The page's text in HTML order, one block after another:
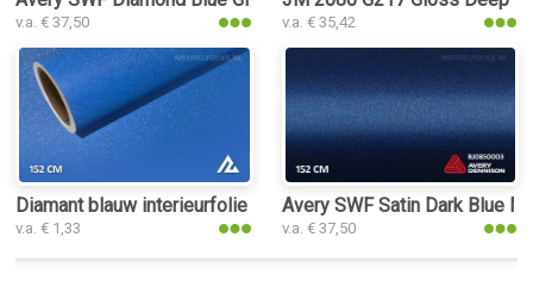
v.a. € 37,50 v.a. € 35,42
Diamant blauw interieurfolie
v.a. € 1,33
Avery SWF Satin Dark Blue
v.a. € 37,50